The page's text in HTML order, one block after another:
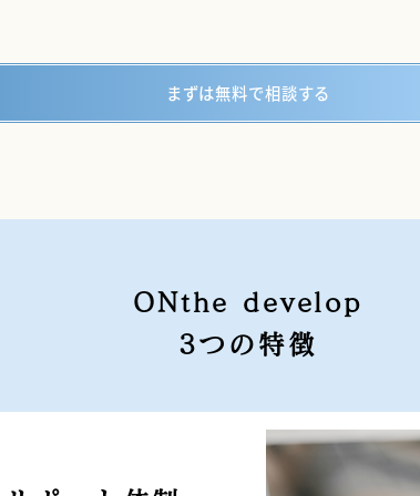
まずは無料で相談する
ONthe develop
3つの特徴